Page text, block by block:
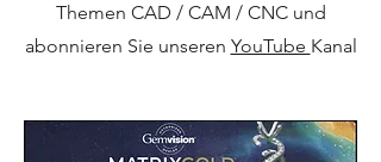
Themen CAD / CAM / CNC und
abonnieren Sie unseren YouTube Kanal